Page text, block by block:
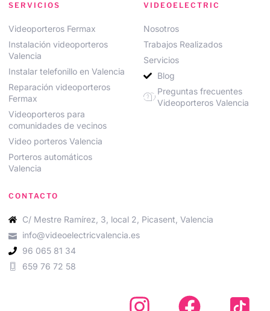
SERVICIOS
Videoporteros Fermax
Instalación videoporteros
Valencia
Instalar telefonillo en Valencia
Reparación videoporteros
Fermax
Videoporteros para
comunidades de vecinos
Video porteros Valencia
Porteros automáticos
Valencia
VIDEOELECTRIC
Nosotros
Trabajos Realizados
Servicios
Blog
Preguntas frecuentes
Videoporteros Valencia
CONTACTO
C/ Mestre Ramírez, 3, local 2, Picasent, Valencia
info@videoelectricvalencia.es
96 065 81 34
659 76 72 58